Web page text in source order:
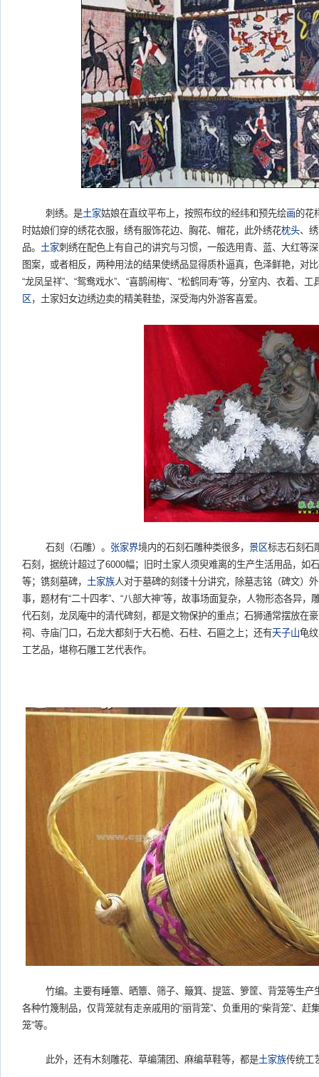
刺绣。是土家姑娘在直纹平布上，按照布纹的经纬和预先绘画的花
时姑娘们穿的绣花衣服，绣有服饰花边、胸花、帽花，此外绣花枕头、
品。 土家刺绣在配色上有自己的讲究与习惯，一般选用青、蓝、大红等
图案，或者相反，两种用法的结果使绣品显得质朴逼真，色泽鲜艳，对
“龙凤呈祥”、 “鸳鸯戏水”、 “喜鹊闹梅”、 “松鹤同寿”等，分室内、衣着、工
区 ，土家妇女边绣边卖的精美鞋垫，深受海内外游客喜爱。
石刻（石雕）。 张家界境内的石刻石雕种类很多，景区标志石刻石
石刻，据统计超过了6000幅；旧时土家人须臾难离的生产生活用品，如
等；镌刻墓碑， 土家族人对于墓碑的刻镂十分讲究，除墓志铭（碑文）
事，题材有“二十四孝”、 “八部大神”等，故事场面复杂，人物形态各异，
代石刻，龙凤庵中的清代碑刻，都是文物保护的重点；石狮通常摆放在
祠、寺庙门口，石龙大都刻于大石桅、石柱、石匾之上；还有天子山龟
工艺品，堪称石雕工艺代表作。
竹编。主要有睡簟、晒簟、筛子、簸箕、提篮、箩筐、背笼等生
各种竹篾制品，仅背笼就有走亲戚用的“丽背笼”、负重用的“柴背笼”、赶
笼”等。
此外，还有木刻雕花、草编蒲团、麻编草鞋等，都是土家族传统工